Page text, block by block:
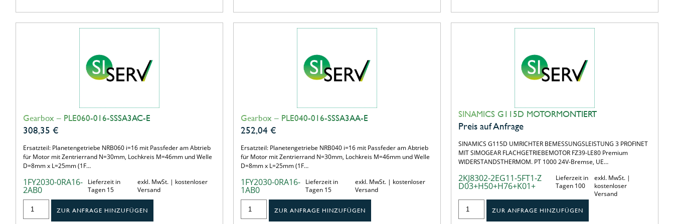
Gearbox – PLE060-016-SSSA3AC-E
308,35 €
Ersatzteil: Planetengetriebe NRB060 i=16 mit Passfeder am Abtrieb
für Motor mit Zentrierrand N=30mm, Lochkreis M=46mm und Welle
D=8mm x L=25mm (1F…
1FY2030-0RA16-
2AB0
Lieferzeit in
Tagen 15
exkl. MwSt. | kostenloser
Versand
ZUR ANFRAGE HINZUFÜGEN
Gearbox – PLE040-016-SSSA3AA-E
252,04 €
Ersatzteil: Planetengetriebe NRB040 i=16 mit Passfeder am Abtrieb
für Motor mit Zentrierrand N=30mm, Lochkreis M=46mm und Welle
D=8mm x L=25mm (1F…
1FY2030-0RA16-
1AB0
Lieferzeit in
Tagen 15
exkl. MwSt. | kostenloser
Versand
ZUR ANFRAGE HINZUFÜGEN
SINAMICS G115D MOTORMONTIERT
Preis auf Anfrage
SINAMICS G115D UMRICHTER BEMESSUNGSLEISTUNG 3 PROFINET
MIT SIMOGEAR FLACHGETRIEBEMOTOR FZ39-LE80 Premium
WIDERSTANDSTHERMOM. PT 1000 24V-Bremse, UE…
2KJ8302-2EG11-5FT1-Z
D03+H50+H76+K01+
Lieferzeit in
Tagen 100
exkl. MwSt. |
kostenloser
Versand
ZUR ANFRAGE HINZUFÜGEN